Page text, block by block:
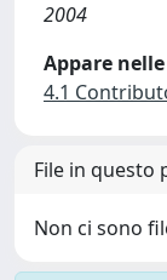
2004
Appare
4.1
File in questo
Non ci sono